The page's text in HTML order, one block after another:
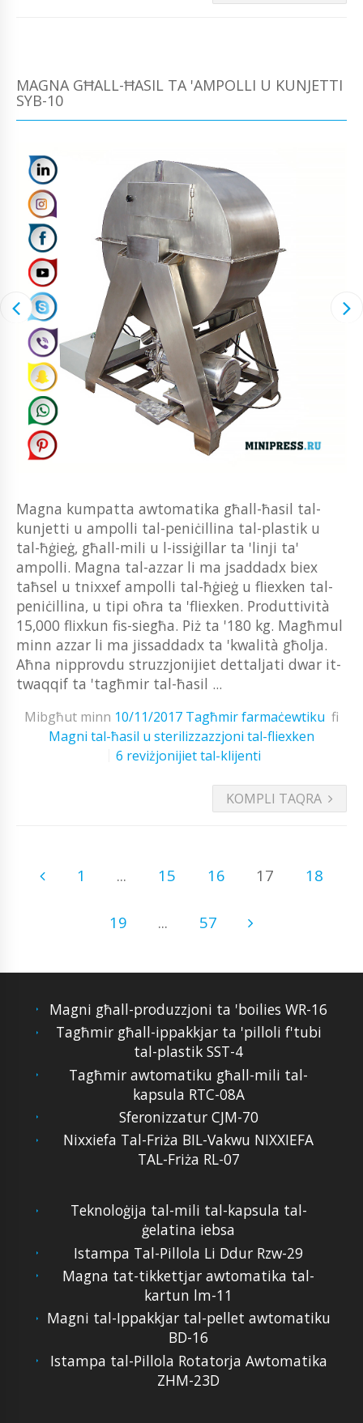
MAGNA GĦALL-ĦASIL TA 'AMPOLLI U KUNJETTI
SYB-10
Magna kumpatta awtomatika għall-ħasil tal-
kunjetti u ampolli tal-peniċillina tal-plastik u
tal-ħġieġ, għall-mili u l-issiġillar ta 'linji ta'
ampolli. Magna tal-azzar li ma jsaddadx biex
taħsel u tnixxef ampolli tal-ħġieġ u fliexken tal-
peniċillina, u tipi oħra ta 'fliexken. Produttività
15,000 flixkun fis-siegħa. Piż ta '180 kg. Magħmul
minn azzar li ma jissaddadx ta 'kwalità għolja.
Aħna nipprovdu struzzjonijiet dettaljati dwar it-
twaqqif ta 'tagħmir tal-ħasil ...
Mibgħut minn 10/11/2017 Tagħmir farmaċewtiku fi
Magni tal-ħasil u sterilizzazzjoni tal-fliexken
6 reviżjonijiet tal-klijenti
KOMPLI TAQRA
1 ... 15 16 17 18
19 ... 57
Magni għall-produzzjoni ta 'boilies WR-16
Tagħmir għall-ippakkjar ta 'pilloli f'tubi
tal-plastik SST-4
Tagħmir awtomatiku għall-mili tal-
kapsula RTC-08A
Sferonizzatur CJM-70
Nixxiefa Tal-Friża BIL-Vakwu NIXXIEFA
TAL-Friża RL-07
Teknoloġija tal-mili tal-kapsula tal-
ġelatina iebsa
Istampa Tal-Pillola Li Ddur Rzw-29
Magna tat-tikkettjar awtomatika tal-
kartun lm-11
Magni tal-Ippakkjar tal-pellet awtomatiku
BD-16
Istampa tal-Pillola Rotatorja Awtomatika
ZHM-23D